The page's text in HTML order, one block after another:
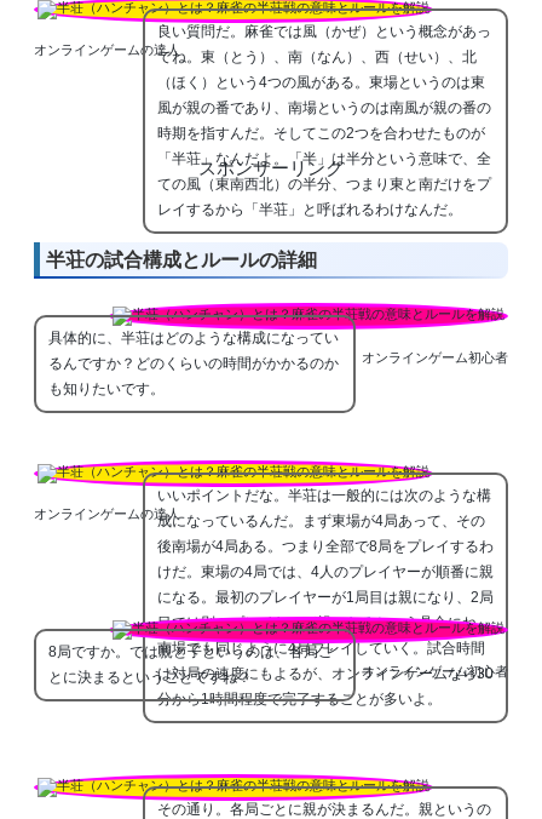
オンラインゲームの達人
良い質問だ。麻雀では風（かぜ）という概念があっ
てね。東（とう）、南（なん）、西（せい）、北
（ほく）という4つの風がある。東場というのは東
風が親の番であり、南場というのは南風が親の番の
時期を指すんだ。そしてこの2つを合わせたものが
「半荘」なんだよ。「半」は半分という意味で、全
ての風（東南西北）の半分、つまり東と南だけをプ
レイするから「半荘」と呼ばれるわけなんだ。
スポンサーリンク
半荘の試合構成とルールの詳細
オンラインゲーム初心者
具体的に、半荘はどのような構成になってい
るんですか？どのくらいの時間がかかるのか
も知りたいです。
オンラインゲームの達人
いいポイントだな。半荘は一般的には次のような構
成になっているんだ。まず東場が4局あって、その
後南場が4局ある。つまり全部で8局をプレイするわ
けだ。東場の4局では、4人のプレイヤーが順番に親
になる。最初のプレイヤーが1局目は親になり、2局
目では別のプレイヤーが親になるという具合にね。
南場でも同じように4局プレイしていく。試合時間
は対局の速度にもよるが、オンラインゲームなら30
分から1時間程度で完了することが多いよ。
オンラインゲーム初心者
8局ですか。では親と子というのは、各局ご
とに決まるということですね？
その通り。各局ごとに親が決まるんだ。親というの